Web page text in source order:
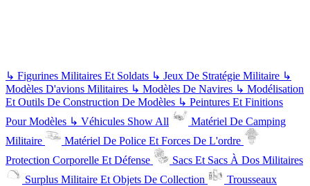
↳ Figurines Militaires Et Soldats ↳ Jeux De Stratégie Militaire ↳
Modèles D'avions Militaires ↳ Modèles De Navires ↳ Modélisation
Et Outils De Construction De Modèles ↳ Peintures Et Finitions
Pour Modèles ↳ Véhicules Show All
Matériel De Camping
Militaire
Matériel De Police Et Forces De L'ordre
Protection Corporelle Et Défense
Sacs Et Sacs À Dos Militaires
Surplus Militaire Et Objets De Collection
Trousseaux